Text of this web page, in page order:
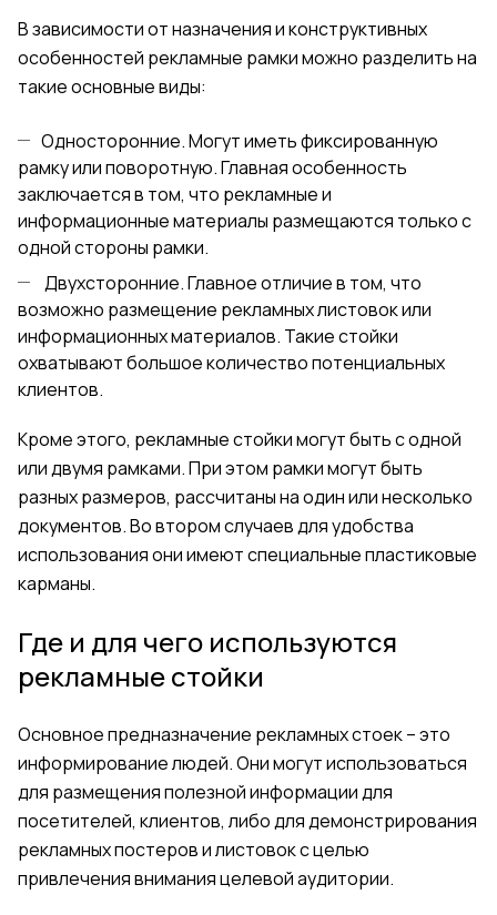
В зависимости от назначения и конструктивных
особенностей рекламные рамки можно разделить на
такие основные виды:
Односторонние. Могут иметь фиксированную
рамку или поворотную. Главная особенность
заключается в том, что рекламные и
информационные материалы размещаются только с
одной стороны рамки.
Двухсторонние. Главное отличие в том, что
возможно размещение рекламных листовок или
информационных материалов. Такие стойки
охватывают большое количество потенциальных
клиентов.
Кроме этого, рекламные стойки могут быть с одной
или двумя рамками. При этом рамки могут быть
разных размеров, рассчитаны на один или несколько
документов. Во втором случаев для удобства
использования они имеют специальные пластиковые
карманы.
Где и для чего используются
рекламные стойки
Основное предназначение рекламных стоек – это
информирование людей. Они могут использоваться
для размещения полезной информации для
посетителей, клиентов, либо для демонстрирования
рекламных постеров и листовок с целью
привлечения внимания целевой аудитории.